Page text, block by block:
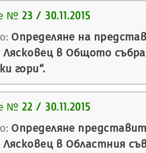
№ 23 / 30.11.2015
Определяне на
в Общото
гори“.
№ 22 / 30.11.2015
Определяне
в Областния